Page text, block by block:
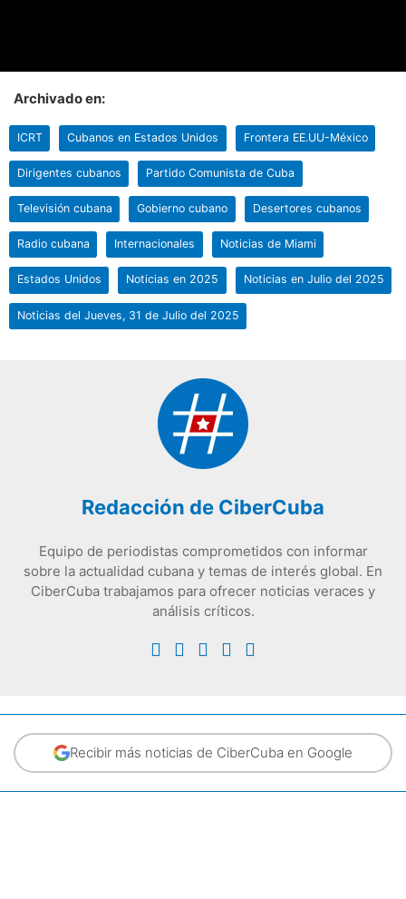
Archivado en:
ICRT Cubanos en Estados Unidos Frontera EE.UU-México
Dirigentes cubanos Partido Comunista de Cuba
Televisión cubana Gobierno cubano Desertores cubanos
Radio cubana Internacionales Noticias de Miami
Estados Unidos Noticias en 2025 Noticias en Julio del 2025
Noticias del Jueves, 31 de Julio del 2025
Redacción de CiberCuba
Equipo de periodistas comprometidos con informar
sobre la actualidad cubana y temas de interés global. En
CiberCuba trabajamos para ofrecer noticias veraces y
análisis críticos.
Recibir más noticias de CiberCuba en Google